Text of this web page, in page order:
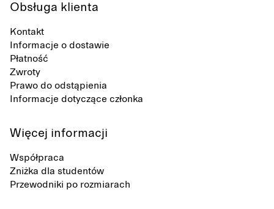
Obsługa klienta
Kontakt
Informacje o dostawie
Płatność
Zwroty
Prawo do odstąpienia
Informacje dotyczące członka
Więcej informacji
Współpraca
Zniżka dla studentów
Przewodniki po rozmiarach